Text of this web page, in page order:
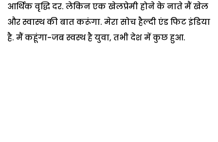
आर्थिक वृद्धि दर. लेकिन एक खेलप्रेमी होने के नाते मैं खेल
और स्वास्थ की बात करूंगा. मेरा सोच हैल्दी एंड फिट इंडिया
है. मैं कहूंगा-जब स्वस्थ है युवा, तभी देश में कुछ हुआ.